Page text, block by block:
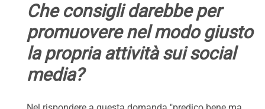
Che consigli darebbe per
promuovere nel modo giusto
la propria attività sui social
media?